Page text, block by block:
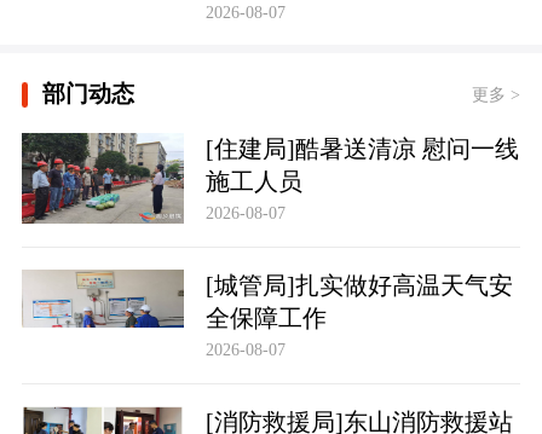
2026-08-07
部门动态 更多 >
[住建局]酷暑送清凉 慰问一线
施工人员
2026-08-07
[城管局]扎实做好高温天气安
全保障工作
2026-08-07
[消防救援局]东山消防救援站